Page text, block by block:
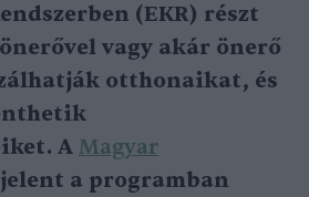
(EKR) részt
vagy akár önerő
otthonaikat, és
A Magyar
a programban